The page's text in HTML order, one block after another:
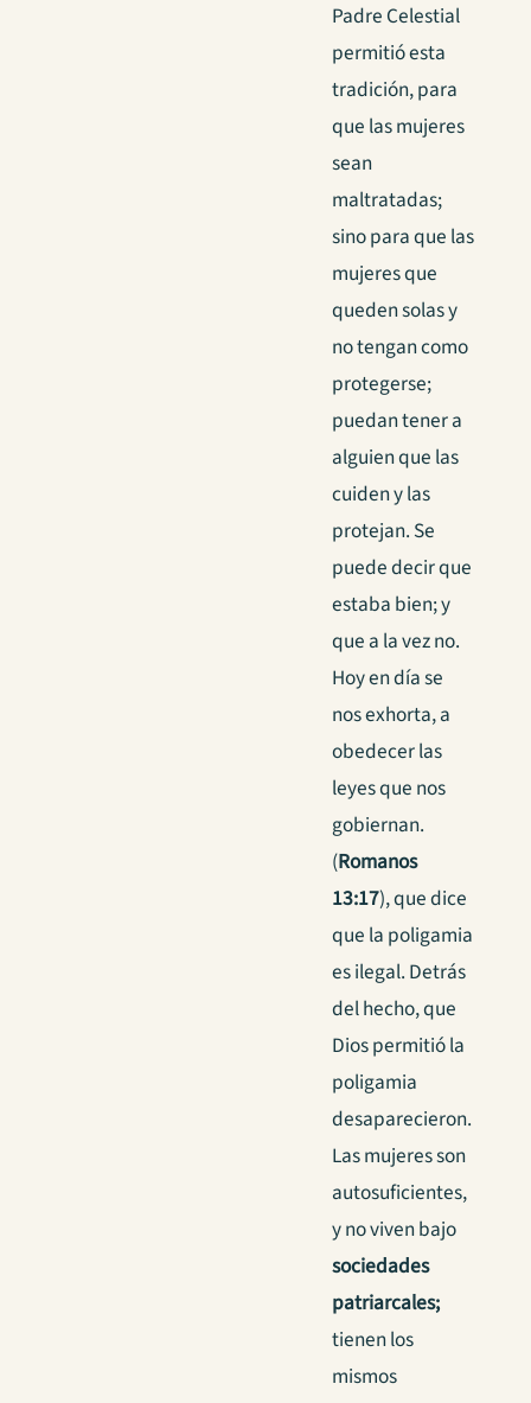
Padre Celestial
permitió esta
tradición, para
que las mujeres
sean
maltratadas;
sino para que las
mujeres que
queden solas y
no tengan como
protegerse;
puedan tener a
alguien que las
cuiden y las
protejan. Se
puede decir que
estaba bien; y
que a la vez no.
Hoy en día se
nos exhorta, a
obedecer las
leyes que nos
gobiernan.
(Romanos
13:17), que dice
que la poligamia
es ilegal. Detrás
del hecho, que
Dios permitió la
poligamia
desaparecieron.
Las mujeres son
autosuficientes,
y no viven bajo
sociedades
patriarcales;
tienen los
mismos